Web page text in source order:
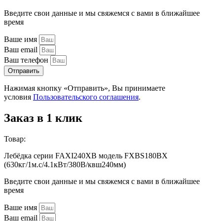
Введите свои данные и мы свяжемся с вами в ближайшее
время
Ваше имя
Ваш email
Ваш телефон
Отправить
Нажимая кнопку «Отправить», Вы принимаете
условия Пользовательского соглашения.
Заказ в 1 клик
Товар:
Лебёдка серии FAXI240XB модель FXBS180BX
(630кг/1м.с/4.1кВт/380В/квш240мм)
Введите свои данные и мы свяжемся с вами в ближайшее
время
Ваше имя
Ваш email